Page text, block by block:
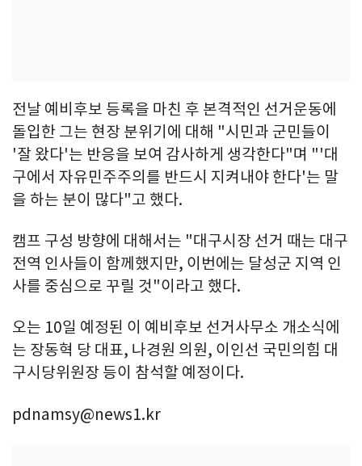
전날 예비후보 등록을 마친 후 본격적인 선거운동에
돌입한 그는 현장 분위기에 대해 "시민과 군민들이
'잘 왔다'는 반응을 보여 감사하게 생각한다"며 "'대
구에서 자유민주주의를 반드시 지켜내야 한다'는 말
을 하는 분이 많다"고 했다.
캠프 구성 방향에 대해서는 "대구시장 선거 때는 대구
전역 인사들이 함께했지만, 이번에는 달성군 지역 인
사를 중심으로 꾸릴 것"이라고 했다.
오는 10일 예정된 이 예비후보 선거사무소 개소식에
는 장동혁 당 대표, 나경원 의원, 이인선 국민의힘 대
구시당위원장 등이 참석할 예정이다.
pdnamsy@news1.kr